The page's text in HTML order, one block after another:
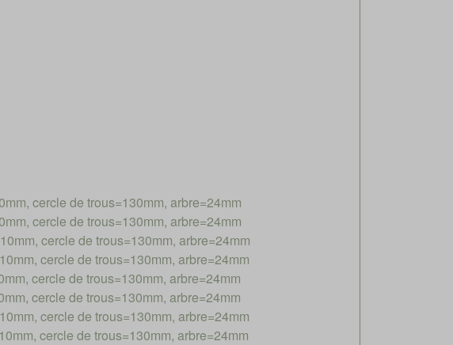
cercle de trous=130mm, arbre=24mm
cercle de trous=130mm, arbre=24mm
cercle de trous=130mm, arbre=24mm
cercle de trous=130mm, arbre=24mm
cercle de trous=130mm, arbre=24mm
cercle de trous=130mm, arbre=24mm
cercle de trous=130mm, arbre=24mm
cercle de trous=130mm, arbre=24mm